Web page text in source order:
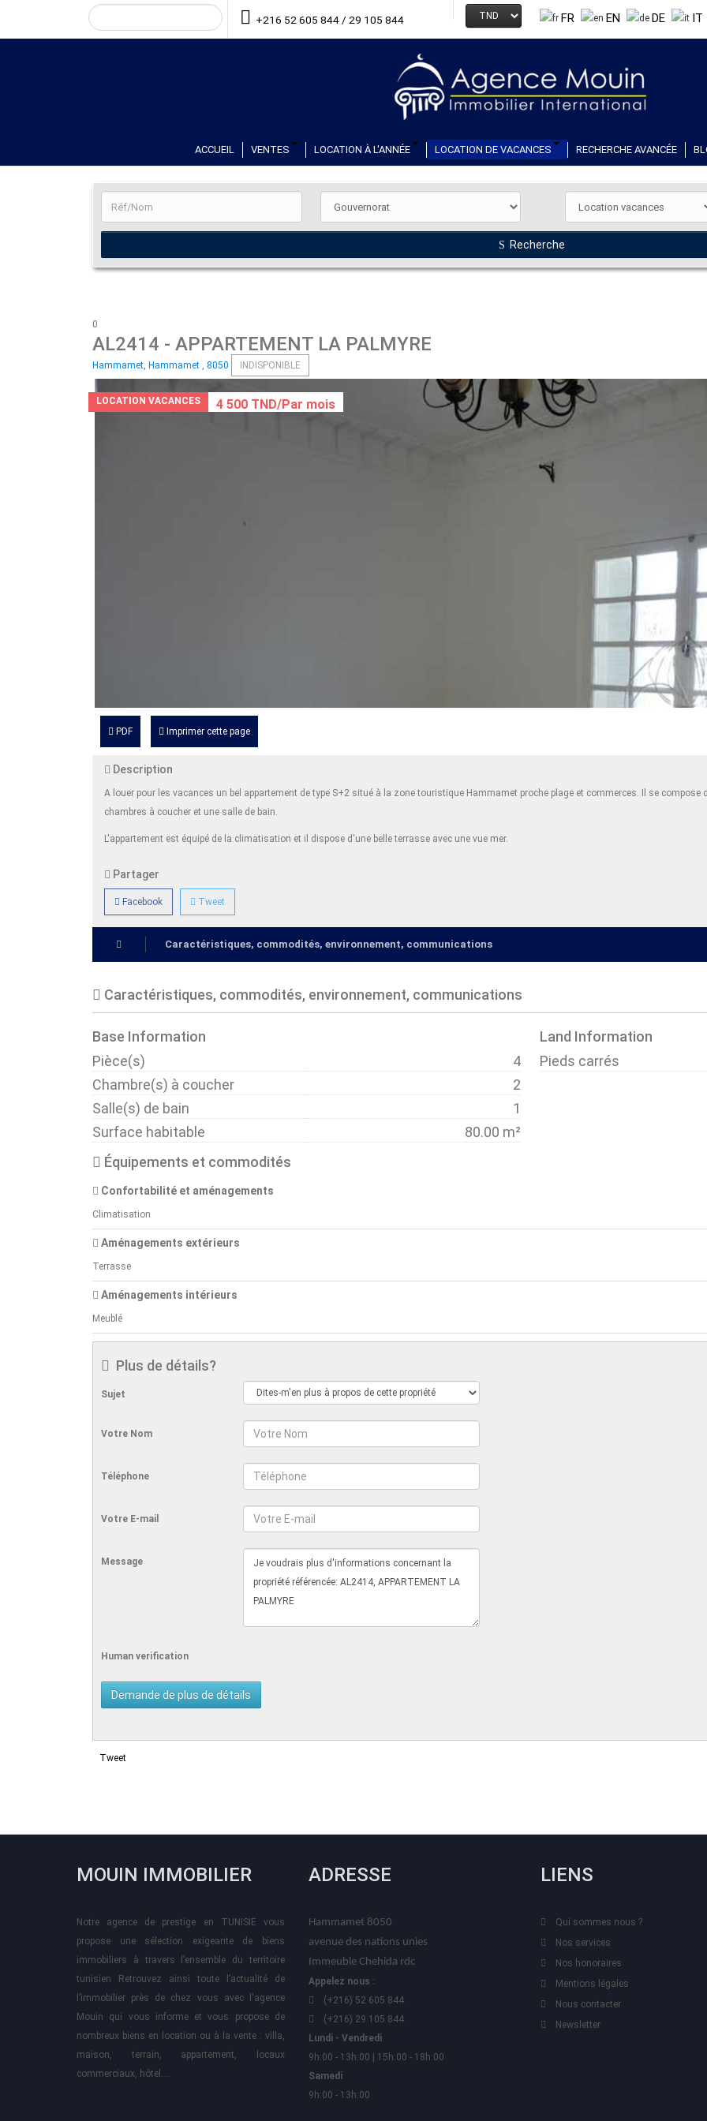
+216 52 605 844 / 29 105 844 FR EN DE IT
ACCUEIL VENTES LOCATION À L'ANNÉE LOCATION DE VACANCES RECHERCHE AVANCÉE
Recherche
0
AL2414 - APPARTEMENT LA PALMYRE
Hammamet, Hammamet , 8050 INDISPONIBLE
LOCATION VACANCES 4 500 TND/Par mois
PDF Imprimer cette page
Description
A louer pour les vacances un bel appartement de type S+2 situé à la zone touristique Hammamet proche plage et commerces. Il se
chambres à coucher et une salle de bain.
L'appartement est équipé de la climatisation et il dispose d'une belle terrasse avec une vue mer.
Partager
Facebook Tweet
Caractéristiques, commodités, environnement, communications
Caractéristiques, commodités, environnement, communications
Base Information
Pièce(s)
4
Chambre(s) à coucher
2
Salle(s) de bain
1
Surface habitable
80.00 m²
Land Information
Pieds carrés
Équipements et commodités
Confortabilité et aménagements
Climatisation
Aménagements extérieurs
Terrasse
Aménagements intérieurs
Meublé
Plus de détails?
Sujet
Votre Nom
Téléphone
Votre E-mail
Message
Human verification
Tweet
MOUIN IMMOBILIER
Notre agence de prestige en TUNISIE vous
propose une sélection exigeante de biens
immobiliers à travers l’ensemble du territoire
tunisien Retrouvez ainsi toute l’actualité de
l’immobilier près de chez vous avec l'agence
Mouin qui vous informe et vous propose de
nombreux biens en location ou à la vente : villa,
maison, terrain, appartement, locaux
commerciaux, hôtel….
ADRESSE
Hammamet 8050
avenue des nations unies
Immeuble Chehida rdc
Appelez nous :
(+216) 52 605 844
(+216) 29 105 844
Lundi - Vendredi
9h:00 - 13h:00 | 15h:00 - 18h:00
Samedi
9h:00 - 13h:00
LIENS
Qui sommes nous ?
Nos services
Nos honoraires
Mentions légales
Nous contacter
Newsletter